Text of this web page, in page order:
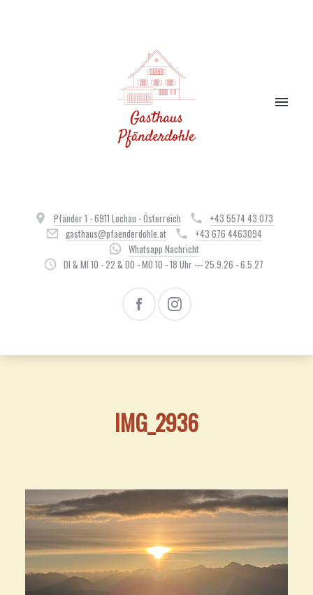
Pfänder 1 - 6911 Lochau - Österreich
+43 5574 43 073
gasthaus@pfaenderdohle.at
+43 676 4463094
Whatsapp Nachricht
DI & MI 10 - 22 & DO - MO 10 - 18 Uhr --- 25.9.26 - 6.5.27
IMG_2936